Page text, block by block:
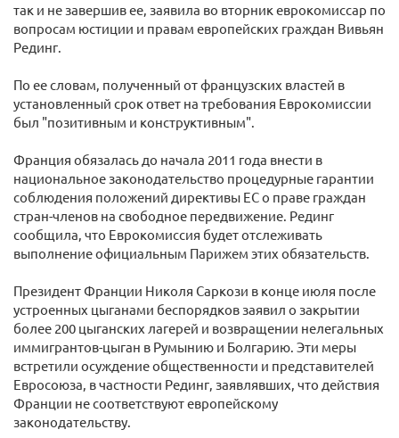
так и не завершив ее, заявила во вторник еврокомиссар по
вопросам юстиции и правам европейских граждан Вивьян
Рединг.
По ее словам, полученный от французских властей в
установленный срок ответ на требования Еврокомиссии
был "позитивным и конструктивным".
Франция обязалась до начала 2011 года внести в
национальное законодательство процедурные гарантии
соблюдения положений директивы ЕС о праве граждан
стран-членов на свободное передвижение. Рединг
сообщила, что Еврокомиссия будет отслеживать
выполнение официальным Парижем этих обязательств.
Президент Франции Николя Саркози в конце июля после
устроенных цыганами беспорядков заявил о закрытии
более 200 цыганских лагерей и возвращении нелегальных
иммигрантов-цыган в Румынию и Болгарию. Эти меры
встретили осуждение общественности и представителей
Евросоюза, в частности Рединг, заявлявших, что действия
Франции не соответствуют европейскому
законодательству.